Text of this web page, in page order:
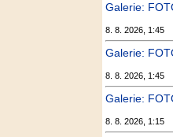
Galerie:
8. 8. 2026, 1:45
Galerie:
8. 8. 2026, 1:45
Galerie:
8. 8. 2026, 1:15